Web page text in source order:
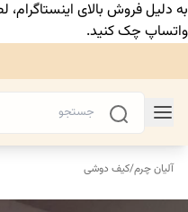
به دلیل فروش بالای
واتساپ چک کنید.
آلیان چرم/کیف دوشی